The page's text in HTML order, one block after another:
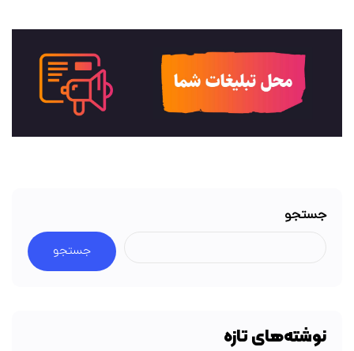
جستجو
جستجو
نوشته‌های تازه